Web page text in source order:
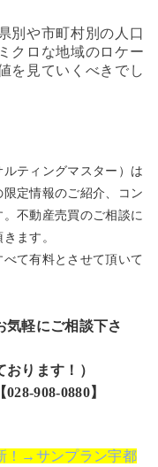
別や市町村別の人口
クロな地域のロケー
を見ていくべきでし
ティングマスター）は
定情報のご紹介、コン
不動産売買のご相談に
ます。
べて有料とさせて頂いて
気軽にご相談下さ
ります！）
908-0880】
！→サンプラン宇都